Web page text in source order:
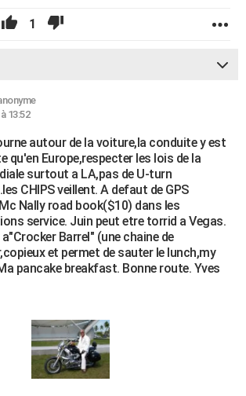
1
13:52
autour de la voiture,la conduite y est
qu'en Europe,respecter les lois de la
surtout a LA,pas de U-turn
CHIPS veillent. A defaut de GPS
Nally road book($10) dans les
service. Juin peut etre torrid a Vegas.
Barrel" (une chaine de
et permet de sauter le lunch,my
pancake breakfast. Bonne route. Yves